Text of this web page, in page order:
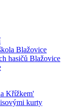
Blažovice
hasičů Blažovice
Křížkem'
kurty